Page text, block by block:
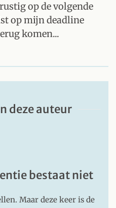
op de volgende
op mijn deadline
komen...
deze auteur
bestaat niet
Maar deze keer is de